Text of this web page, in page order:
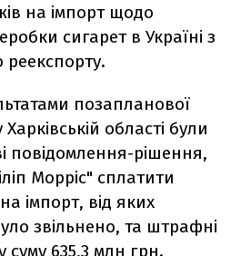
на імпорт щодо
сигарет в Україні з
позапланової
області були
повідомлення-рішення,
Морріс" сплатити
імпорт, від яких
звільнено, та штрафні
суму 635,3 млн грн.